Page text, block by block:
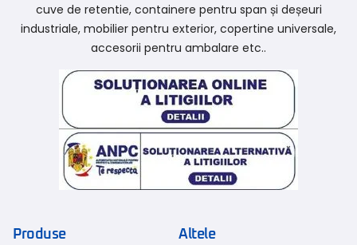
cuve de retentie, containere pentru span și deșeuri
industriale, mobilier pentru exterior, copertine universale,
accesorii pentru ambalare etc..
Produse Altele